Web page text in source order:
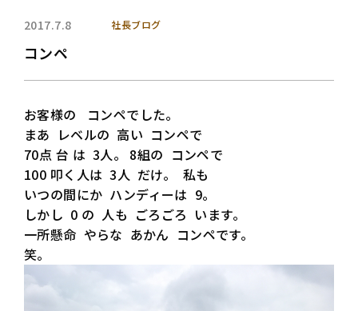
2017.7.8 社長ブログ
コンペ
お客様の コンペでした。
まあ レベルの 高い コンペで
70点 台 は 3人。 8組の コンペで
100 叩く人は 3人 だけ。 私も
いつの間にか ハンディーは 9。
しかし 0 の 人も ごろごろ います。
一所懸命 やらな あかん コンペです。
笑。